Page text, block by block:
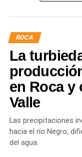
requieren, la
hormigón reforzado
juntas para mejorar
Desde el DPA
parte del plan de
infraestructura
optimizar la
seguro para los
ROCA
La
en Roca y
Valle
Las precipitaciones
hacia el río Negro,
del agua.